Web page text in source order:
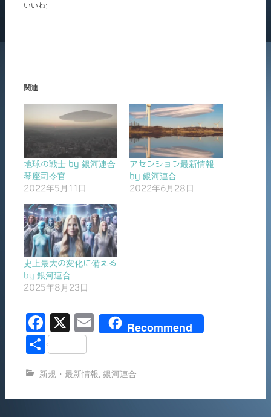
いいね:
関連
地球の戦士 by 銀河連合
琴座司令官
2022年5月11日
アセンション最新情報
by 銀河連合
2022年6月28日
史上最大の変化に備える
by 銀河連合
2025年8月23日
F
a
e
b
X
E
l
Recommend
共
新規・最新情報 銀河連合